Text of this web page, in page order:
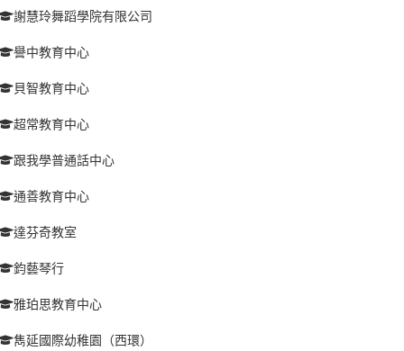
謝慧玲舞蹈學院有限公司
譽中教育中心
貝智教育中心
超常教育中心
跟我學普通話中心
通善教育中心
達芬奇教室
鈞藝琴行
雅珀思教育中心
雋延國際幼稚園（西環）